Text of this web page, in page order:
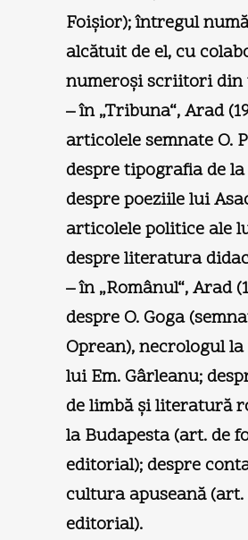
Foişior); întregul
alcătuit de el, cu
numeroşi scriitori din
– în „Tribuna“, Arad
articolele semnate O.
despre tipografia de
despre poeziile lui
articolele politice ale
despre literatura
– în „Românul“, Arad
despre O. Goga
Oprean), necrologul
lui Em. Gârleanu;
de limbă şi literatură
la Budapesta (art. de
editorial); despre
cultura apuseană (art.
editorial).